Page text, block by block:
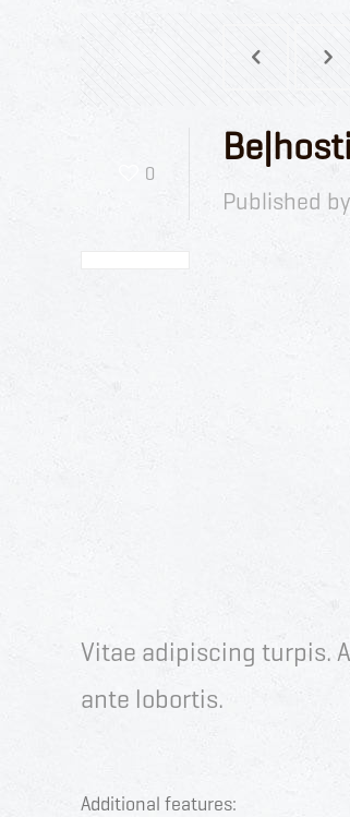
0
Published by
Vitae adipiscing turpis.
ante lobortis.
Additional features: